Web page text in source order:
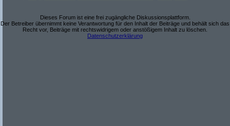
Dieses Forum ist eine frei zugängliche Diskussionsplattform.
Der Betreiber übernimmt keine Verantwortung für den Inhalt der Beiträge und behält sich das
Recht vor, Beiträge mit rechtswidrigem oder anstößigem Inhalt zu löschen.
Datenschutzerklärung